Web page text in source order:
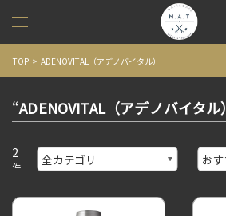
TOP ADENOVITAL（アデノバイタル）
“ADENOVITAL（アデノバイタル）
2
件